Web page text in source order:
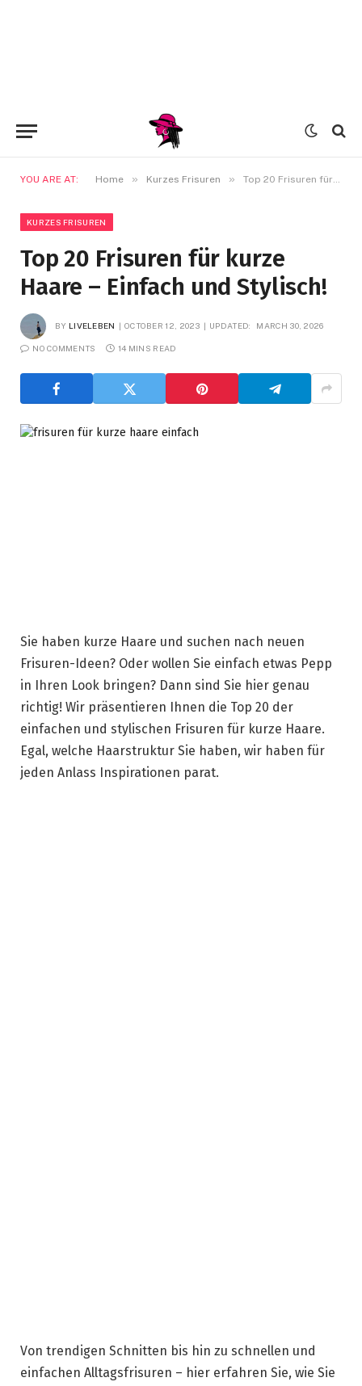
YOU ARE AT: Home » Kurzes Frisuren » Top 20 Frisuren für kurze Haare – Einfach und Stylisch!
KURZES FRISUREN
Top 20 Frisuren für kurze
Haare – Einfach und Stylisch!
BY LIVELEBEN OCTOBER 12, 2023 UPDATED: MARCH 30, 2026
NO COMMENTS 14 MINS READ
Sie haben kurze Haare und suchen nach neuen
Frisuren-Ideen? Oder wollen Sie einfach etwas Pepp
in Ihren Look bringen? Dann sind Sie hier genau
richtig! Wir präsentieren Ihnen die Top 20 der
einfachen und stylischen Frisuren für kurze Haare.
Egal, welche Haarstruktur Sie haben, wir haben für
jeden Anlass Inspirationen parat.
Von trendigen Schnitten bis hin zu schnellen und
einfachen Alltagsfrisuren – hier erfahren Sie, wie Sie